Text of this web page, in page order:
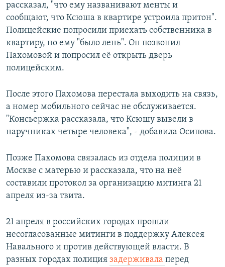
рассказал, "что ему названивают менты и
сообщают, что Ксюша в квартире устроила притон".
Полицейские попросили приехать собственника в
квартиру, но ему "было лень". Он позвонил
Пахомовой и попросил её открыть дверь
полицейским.
После этого Пахомова перестала выходить на связь,
а номер мобильного сейчас не обслуживается.
"Консьержка рассказала, что Ксюшу вывели в
наручниках четыре человека", - добавила Осипова.
Позже Пахомова связалась из отдела полиции в
Москве с матерью и рассказала, что на неё
составили протокол за организацию митинга 21
апреля из-за твита.
21 апреля в российских городах прошли
несогласованные митинги в поддержку Алексея
Навального и против действующей власти. В
разных городах полиция задерживала перед